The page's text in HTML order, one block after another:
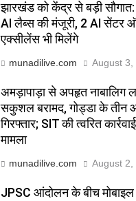
झारखंड को केंद्र से बड़ी
AI लैब्स की मंजूरी, 2 AI सेंटर
एक्सीलेंस भी मिलेंगे
munadilive.com August 3,
अमड़ापाड़ा से अपहृत नाबालिग
सकुशल बरामद, गोड्डा के तीन
गिरफ्तार; SIT की त्वरित
मामला
munadilive.com August 2,
JPSC आंदोलन के बीच मोबाइल